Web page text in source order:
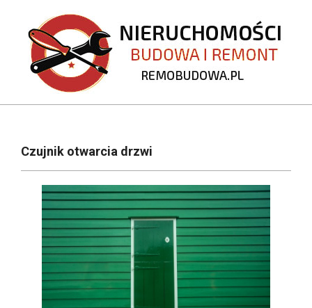
content
REMOBUDOWA.PL
NavigationCzujnik otwarcia drzwi